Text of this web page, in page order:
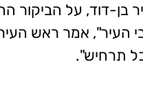
בן-דוד, על הביקור
העיר", אמר ראש
תרחיש".